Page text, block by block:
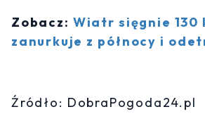
Zobacz: Wiatr sięgnie 130
zanurkuje z północy i
Źródło: DobraPogoda24.pl